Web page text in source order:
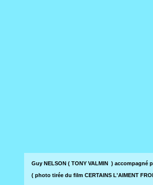
Guy NELSON ( TONY VALMIN ) accompagné
( photo tirée du film CERTAINS L'AIMENT